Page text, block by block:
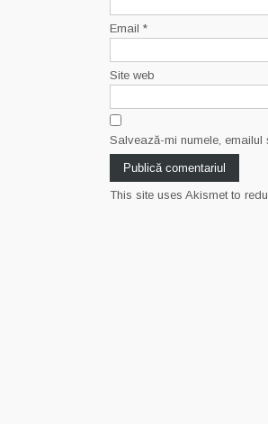
Email *
Site web
Salvează-mi numele,
This site uses Akismet to